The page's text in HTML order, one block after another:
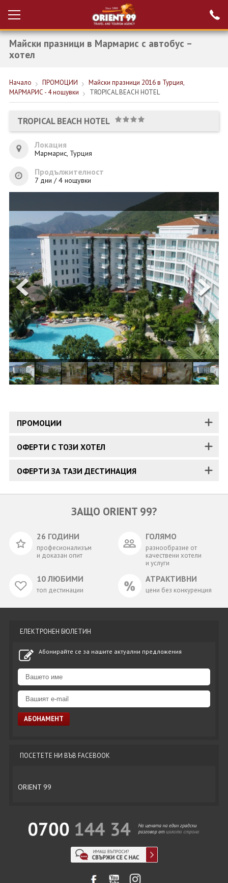
Вход за агенти
Проверка на
НОВА ГОДИНА ТУРЦИЯ
КРУИЗИ
ЕКЗОТИКА
ОЩЕ
ЗА НАС
КОНТАКТИ
ФИРМЕНИ ДОКУМЕНТИ
0700 144 34 Запитване
ПОСЛЕДВАЙТЕ НИ
Майски празници в Мармарис с автобус –
хотел
Начало ПРОМОЦИИ
Майски празници 2016 в Турция,
МАРМАРИС - 4 нощувки
TROPICAL BEACH HOTEL
TROPICAL BEACH HOTEL
Локация
Мармарис, Турция
Продължителност
7 дни / 4 нощувки
ПРОМОЦИИ
ОФЕРТИ С ТОЗИ ХОТЕЛ
ОФЕРТИ ЗА ТАЗИ ДЕСТИНАЦИЯ
ЗАЩО ORIENT 99?
26 ГОДИНИ
професионализъм
и доказан опит
ГОЛЯМО
разнообразие от
качествени хотели
и услуги
10 ЛЮБИМИ
топ дестинации
АТРАКТИВНИ
цени без конкуренция
ЕЛЕКТРОНЕН БЮЛЕТИН
Абонирайте се за нашите актуални предложения
ПОСЕТЕТЕ НИ ВЪВ FACEBOOK
ORIENT 99